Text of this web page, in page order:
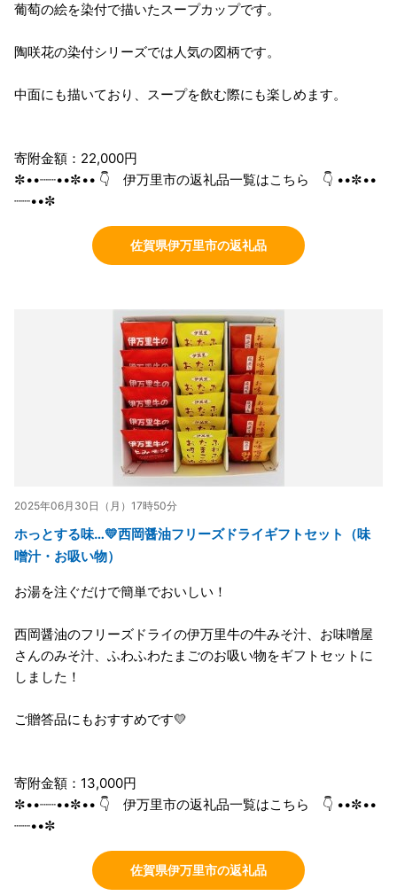
葡萄の絵を染付で描いたスープカップです。
陶咲花の染付シリーズでは人気の図柄です。
中面にも描いており、スープを飲む際にも楽しめます。
寄附金額：22,000円
✼••┈┈••✼•• 👇 伊万里市の返礼品一覧はこちら 👇 ••✼••
┈┈••✼
佐賀県伊万里市の返礼品
2025年06月30日（月）17時50分
ホっとする味…💛西岡醤油フリーズドライギフトセット（味
噌汁・お吸い物）
お湯を注ぐだけで簡単でおいしい！
西岡醤油のフリーズドライの伊万里牛の牛みそ汁、お味噌屋
さんのみそ汁、ふわふわたまごのお吸い物をギフトセットに
しました！
ご贈答品にもおすすめです💛
寄附金額：13,000円
✼••┈┈••✼•• 👇 伊万里市の返礼品一覧はこちら 👇 ••✼••
┈┈••✼
佐賀県伊万里市の返礼品